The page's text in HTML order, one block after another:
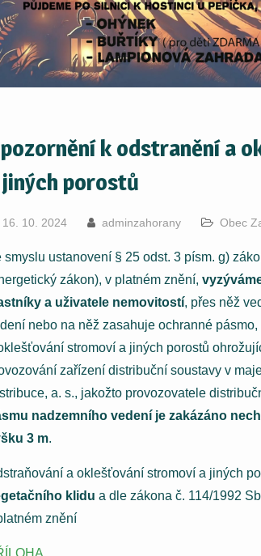
k odstranění a
porostů
16. 10. 2024 adminzahorany Obec
smyslu ustanovení § 25 odst. 3 písm. g)
zákon), v platném znění,
a uživatele nemovitostí, přes něž
nebo na něž zasahuje ochranné
stromoví a jiných porostů
zařízení distribuční soustavy v
a. s., jakožto provozovatele
nadzemního vedení je zakázáno
3 m.
a oklešťování stromoví a jiných
klidu a dle zákona č. 114/1992
znění